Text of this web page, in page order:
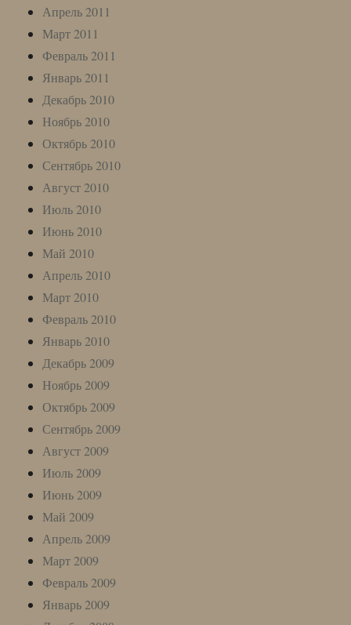
Апрель 2011
Март 2011
Февраль 2011
Январь 2011
Декабрь 2010
Ноябрь 2010
Октябрь 2010
Сентябрь 2010
Август 2010
Июль 2010
Июнь 2010
Май 2010
Апрель 2010
Март 2010
Февраль 2010
Январь 2010
Декабрь 2009
Ноябрь 2009
Октябрь 2009
Сентябрь 2009
Август 2009
Июль 2009
Июнь 2009
Май 2009
Апрель 2009
Март 2009
Февраль 2009
Январь 2009